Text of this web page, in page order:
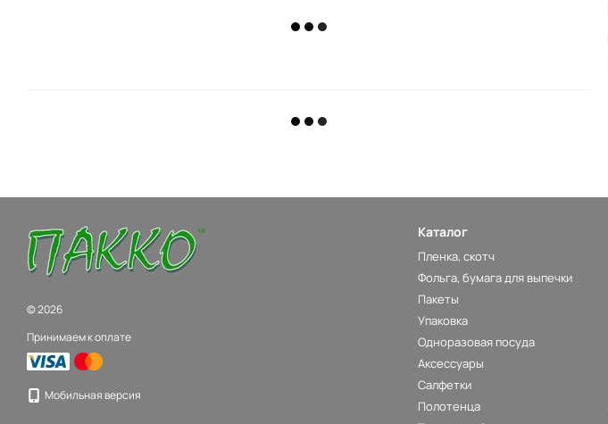
© 2026
Принимаем к оплате
Мобильная версия
Каталог
Пленка, скотч
Фольга, бумага для выпечки
Пакеты
Упаковка
Одноразовая посуда
Аксессуары
Салфетки
Полотенца